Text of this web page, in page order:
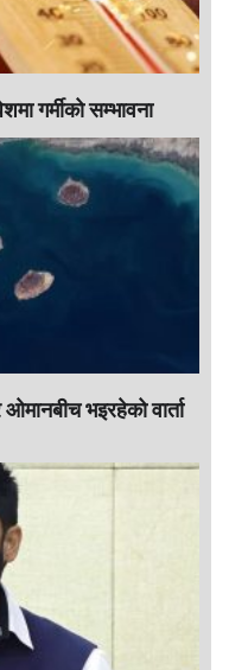
गर्मीको सम्भावना
भइरहेको वार्ता